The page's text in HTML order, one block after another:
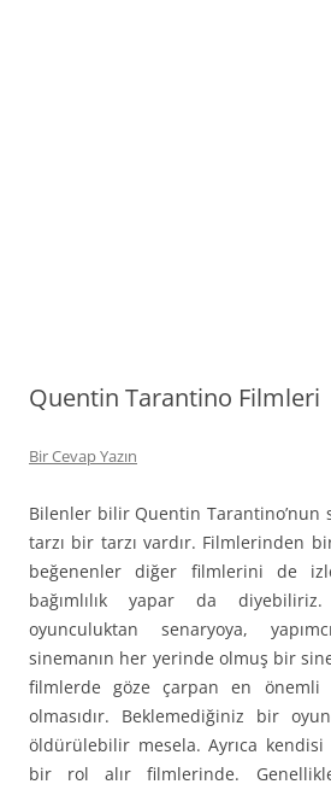
Quentin Tarantino Filmleri
Bir Cevap Yazın
Bilenler bilir Quentin Tarantino’nun
tarzı bir tarzı vardır. Filmlerinden
beğenenler diğer filmlerini de
bağımlılık yapar da
oyunculuktan senaryoya,
sinemanın her yerinde olmuş bir
filmlerde göze çarpan en önemli
olmasıdır. Beklemediğiniz bir
öldürülebilir mesela. Ayrıca
bir rol alır filmlerinde.